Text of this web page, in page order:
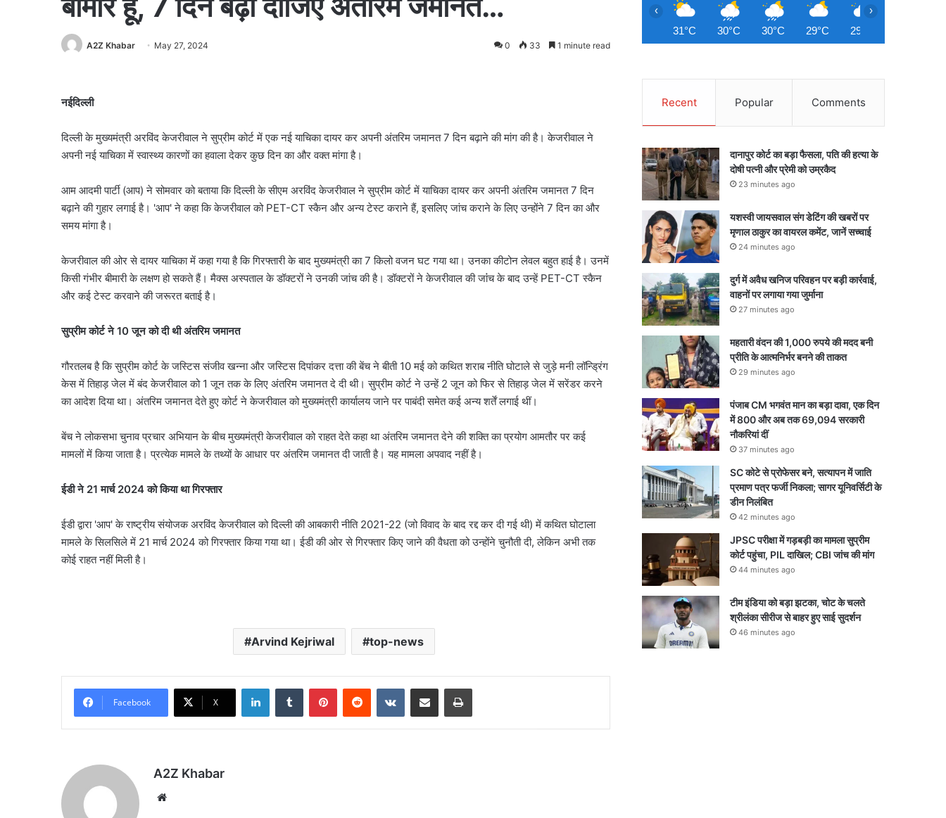
A2Z Khabar May 27, 2024 0 33 1 minute read
नईदिल्ली
दिल्ली के मुख्यमंत्री अरविंद केजरीवाल ने सुप्रीम कोर्ट में एक नई याचिका दायर कर अपनी अंतरिम जमानत 7 दिन बढ़ाने की मांग की है। केजरीवाल ने
अपनी नई याचिका में स्वास्थ्य कारणों का हवाला देकर कुछ दिन का और वक्त मांगा है।
आम आदमी पार्टी (आप) ने सोमवार को बताया कि दिल्ली के सीएम अरविंद केजरीवाल ने सुप्रीम कोर्ट में याचिका दायर कर अपनी अंतरिम जमानत 7 दिन
बढ़ाने की गुहार लगाई है। 'आप' ने कहा कि केजरीवाल को PET-CT स्कैन और अन्य टेस्ट कराने हैं, इसलिए जांच कराने के लिए उन्होंने 7 दिन का और
समय मांगा है।
केजरीवाल की ओर से दायर याचिका में कहा गया है कि गिरफ्तारी के बाद मुख्यमंत्री का 7 किलो वजन घट गया था। उनका कीटोन लेवल बहुत हाई है। उनमें
किसी गंभीर बीमारी के लक्षण हो सकते हैं। मैक्स अस्पताल के डॉक्टरों ने उनकी जांच की है। डॉक्टरों ने केजरीवाल की जांंच के बाद उन्हें PET-CT स्कैन
और कई टेस्ट करवाने की जरूरत बताई है।
सुप्रीम कोर्ट ने 10 जून को दी थी अंतरिम जमानत
गौरतलब है कि सुप्रीम कोर्ट के जस्टिस संजीव खन्ना और जस्टिस दिपांकर दत्ता की बेंच ने बीती 10 मई को कथित शराब नीति घोटाले से जुड़े मनी लॉन्ड्रिंग
केस में तिहाड़ जेल में बंद केजरीवाल को 1 जून तक के लिए अंतरिम जमानत दे दी थी। सुप्रीम कोर्ट ने उन्हें 2 जून को फिर से तिहाड़ जेल में सरेंडर करने
का आदेश दिया था। अंतरिम जमानत देते हुए कोर्ट ने केजरीवाल को मुख्यमंत्री कार्यालय जाने पर पाबंदी समेत कई अन्य शर्तें लगाई थीं।
बेंच ने लोकसभा चुनाव प्रचार अभियान के बीच मुख्यमंत्री केजरीवाल को राहत देते कहा था अंतरिम जमानत देने की शक्ति का प्रयोग आमतौर पर कई
मामलों में किया जाता है। प्रत्येक मामले के तथ्यों के आधार पर अंतरिम जमानत दी जाती है। यह मामला अपवाद नहीं है।
ईडी ने 21 मार्च 2024 को किया था गिरफ्तार
ईडी द्वारा 'आप' के राष्ट्रीय संयोजक अरविंद केजरीवाल को दिल्ली की आबकारी नीति 2021-22 (जो विवाद के बाद रद्द कर दी गई थी) में कथित घोटाला
मामले के सिलसिले में 21 मार्च 2024 को गिरफ्तार किया गया था। ईडी की ओर से गिरफ्तार किए जाने की वैधता को उन्होंने चुनौती दी, लेकिन अभी तक
कोई राहत नहीं मिली है।
Arvind Kejriwal top-news
Facebook X
LinkedInTumblr PinterestReddit VKontakteShare via Email Print
A2Z Khabar
31°C 30°C 30°C 29°C 29°C
‹ ›
Recent Popular Comments
दानापुर कोर्ट का बड़ा फैसला, पति की हत्या के
दोषी पत्नी और प्रेमी को उम्रकैद
23 minutes ago
यशस्वी जायसवाल संग डेटिंग की खबरों पर
मृणाल ठाकुर का वायरल कमेंट, जानें सच्चाई
24 minutes ago
दुर्ग में अवैध खनिज परिवहन पर बड़ी कार्रवाई,
वाहनों पर लगाया गया जुर्माना
27 minutes ago
महतारी वंदन की 1,000 रुपये की मदद बनी
प्रीति के आत्मनिर्भर बनने की ताकत
29 minutes ago
पंजाब CM भगवंत मान का बड़ा दावा, एक दिन
में 800 और अब तक 69,094 सरकारी
नौकरियां दीं
37 minutes ago
SC कोटे से प्रोफेसर बने, सत्यापन में जाति
प्रमाण पत्र फर्जी निकला; सागर यूनिवर्सिटी के
डीन निलंबित
42 minutes ago
JPSC परीक्षा में गड़बड़ी का मामला सुप्रीम
कोर्ट पहुंचा, PIL दाखिल; CBI जांच की मांग
44 minutes ago
टीम इंडिया को बड़ा झटका, चोट के चलते
श्रीलंका सीरीज से बाहर हुए साई सुदर्शन
46 minutes ago